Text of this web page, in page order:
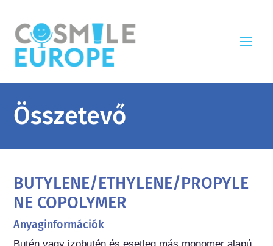
Összetevő
BUTYLENE/ETHYLENE/PROPYLE
NE COPOLYMER
Anyaginformációk
Butén vagy izobutén és esetleg más monomer alapú